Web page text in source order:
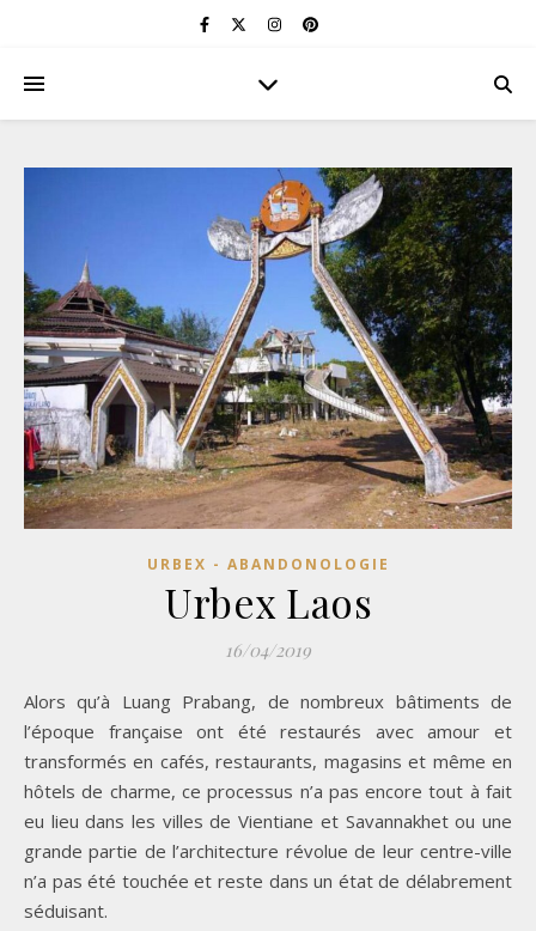
URBEX - ABANDONOLOGIE
Urbex Laos
16/04/2019
Alors qu’à Luang Prabang, de nombreux bâtiments de
l’époque française ont été restaurés avec amour et
transformés en cafés, restaurants, magasins et même en
hôtels de charme, ce processus n’a pas encore tout à fait
eu lieu dans les villes de Vientiane et Savannakhet ou une
grande partie de l’architecture révolue de leur centre-ville
n’a pas été touchée et reste dans un état de délabrement
séduisant.